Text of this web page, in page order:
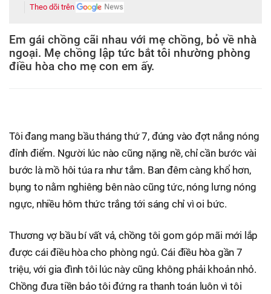
Theo dõi trên
Em gái chồng cãi nhau với mẹ chồng, bỏ về nhà
ngoại. Mẹ chồng lập tức bắt tôi nhường phòng
điều hòa cho mẹ con em ấy.
Tôi đang mang bầu tháng thứ 7, đúng vào đợt nắng nóng
đỉnh điểm. Người lúc nào cũng nặng nề, chỉ cần bước vài
bước là mồ hôi túa ra như tắm. Ban đêm càng khổ hơn,
bụng to nằm nghiêng bên nào cũng tức, nóng lưng nóng
ngực, nhiều hôm thức trắng tới sáng chỉ vì oi bức.
Thương vợ bầu bí vất vả, chồng tôi gom góp mãi mới lắp
được cái điều hòa cho phòng ngủ. Cái điều hòa gần 7
triệu, với gia đình tôi lúc này cũng không phải khoản nhỏ.
Chồng đưa tiền bảo tôi đứng ra thanh toán luôn vì tôi